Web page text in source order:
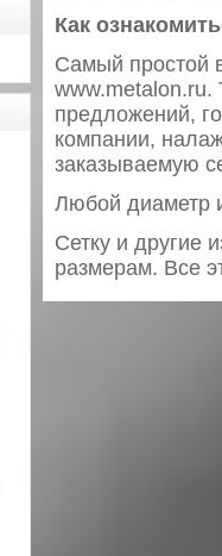
Как
Самый простой
www.metalon.ru.
предложений,
компании,
заказываемую
Любой диаметр
Сетку и другие
размерам. Все